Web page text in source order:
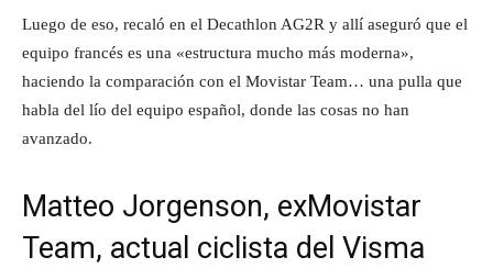
Luego de eso, recaló en el Decathlon AG2R y allí aseguró que el
equipo francés es una «estructura mucho más moderna»,
haciendo la comparación con el Movistar Team… una pulla que
habla del lío del equipo español, donde las cosas no han
avanzado.
Matteo Jorgenson, exMovistar
Team, actual ciclista del Visma